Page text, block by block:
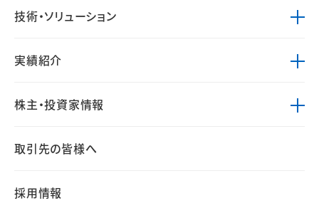
技術・ソリューション
実績紹介
株主・投資家情報
取引先の皆様へ
採用情報